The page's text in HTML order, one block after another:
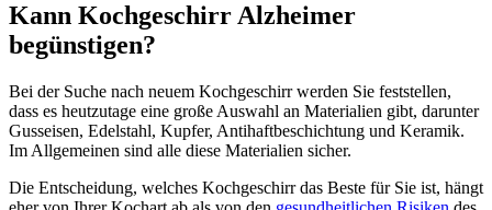
Kann Kochgeschirr Alzheimer
begünstigen?
Bei der Suche nach neuem Kochgeschirr werden Sie feststellen,
dass es heutzutage eine große Auswahl an Materialien gibt, darunter
Gusseisen, Edelstahl, Kupfer, Antihaftbeschichtung und Keramik.
Im Allgemeinen sind alle diese Materialien sicher.
Die Entscheidung, welches Kochgeschirr das Beste für Sie ist, hängt